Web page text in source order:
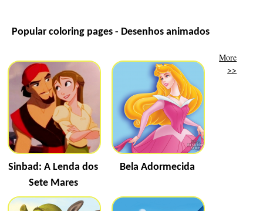
Popular coloring pages - Desenhos animados
Sinbad: A Lenda dos
Sete Mares
Bela Adormecida
More
>>